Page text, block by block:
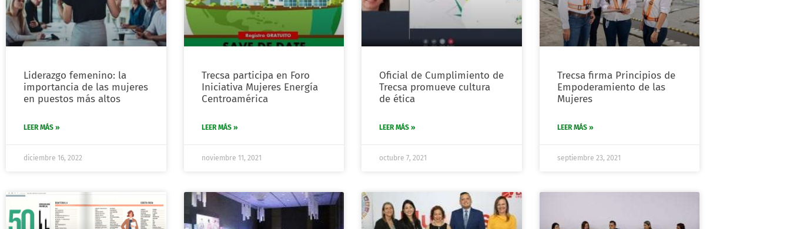
Liderazgo femenino: la
importancia de las mujeres
en puestos más altos
LEER MÁS »
diciembre 16, 2022
Trecsa participa en Foro
Iniciativa Mujeres Energía
Centroamérica
LEER MÁS »
noviembre 11, 2021
Oficial de Cumplimiento de
Trecsa promueve cultura
de ética
LEER MÁS »
octubre 7, 2021
Trecsa firma Principios de
Empoderamiento de las
Mujeres
LEER MÁS »
septiembre 23, 2021